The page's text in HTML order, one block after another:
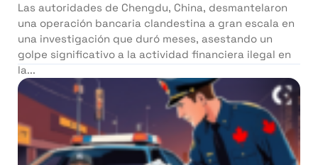
Las autoridades de Chengdu, China, desmantelaron
una operación bancaria clandestina a gran escala en
una investigación que duró meses, asestando un
golpe significativo a la actividad financiera ilegal en
la...